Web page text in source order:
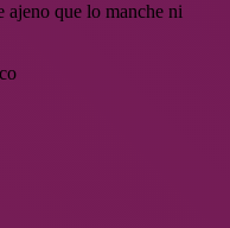
ajeno que lo manche ni